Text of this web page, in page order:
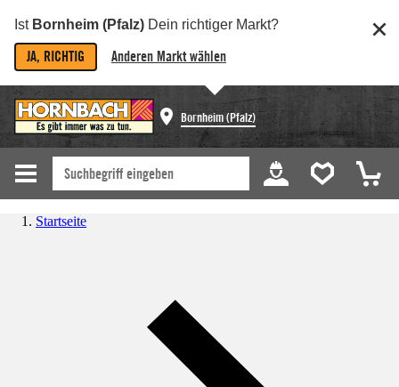
Ist Bornheim (Pfalz) Dein richtiger Markt?
JA, RICHTIG Anderen Markt wählen
Bornheim (Pfalz)
Startseite